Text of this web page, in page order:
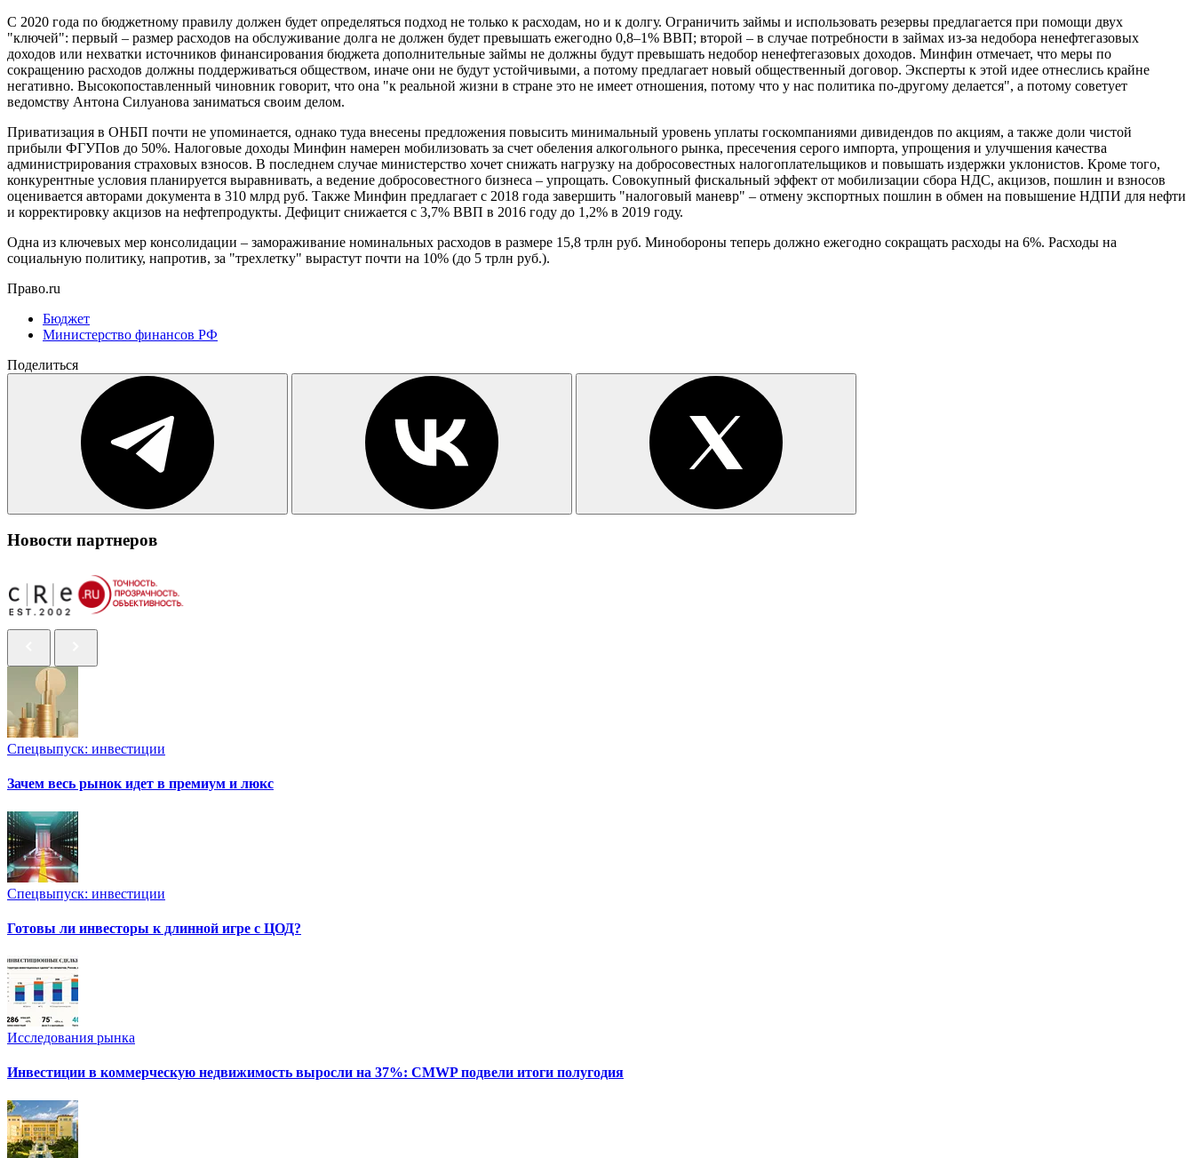
С 2020 года по бюджетному правилу должен будет определяться подход не только к расходам, но и к долгу. Ограничить займы и использовать резервы предлагается при помощи двух
"ключей": первый – размер расходов на обслуживание долга не должен будет превышать ежегодно 0,8–1% ВВП; второй – в случае потребности в займах из-за недобора ненефтегазовых
доходов или нехватки источников финансирования бюджета дополнительные займы не должны будут превышать недобор ненефтегазовых доходов. Минфин отмечает, что меры по
сокращению расходов должны поддерживаться обществом, иначе они не будут устойчивыми, а потому предлагает новый общественный договор. Эксперты к этой идее отнеслись крайне
негативно. Высокопоставленный чиновник говорит, что она "к реальной жизни в стране это не имеет отношения, потому что у нас политика по-другому делается", а потому советует
ведомству Антона Силуанова заниматься своим делом.
Приватизация в ОНБП почти не упоминается, однако туда внесены предложения повысить минимальный уровень уплаты госкомпаниями дивидендов по акциям, а также доли чистой
прибыли ФГУПов до 50%. Налоговые доходы Минфин намерен мобилизовать за счет обеления алкогольного рынка, пресечения серого импорта, упрощения и улучшения качества
администрирования страховых взносов. В последнем случае министерство хочет снижать нагрузку на добросовестных налогоплательщиков и повышать издержки уклонистов. Кроме того,
конкурентные условия планируется выравнивать, а ведение добросовестного бизнеса – упрощать. Совокупный фискальный эффект от мобилизации сбора НДС, акцизов, пошлин и взносов
оценивается авторами документа в 310 млрд руб. Также Минфин предлагает с 2018 года завершить "налоговый маневр" – отмену экспортных пошлин в обмен на повышение НДПИ для нефти
и корректировку акцизов на нефтепродукты. Дефицит снижается с 3,7% ВВП в 2016 году до 1,2% в 2019 году.
Одна из ключевых мер консолидации – замораживание номинальных расходов в размере 15,8 трлн руб. Минобороны теперь должно ежегодно сокращать расходы на 6%. Расходы на
социальную политику, напротив, за "трехлетку" вырастут почти на 10% (до 5 трлн руб.).
Право.ru
Бюджет
Министерство финансов РФ
Поделиться
Новости партнеров
Спецвыпуск: инвестиции
Зачем весь рынок идет в премиум и люкс
Спецвыпуск: инвестиции
Готовы ли инвесторы к длинной игре с ЦОД?
Исследования рынка
Инвестиции в коммерческую недвижимость выросли на 37%: CMWP подвели итоги полугодия